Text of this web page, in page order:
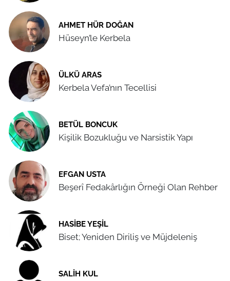
AHMET HÜR DOĞAN
Hüseyn’le Kerbela
ÜLKÜ ARAS
Kerbela Vefa’nın Tecellisi
BETÜL BONCUK
Kişilik Bozukluğu ve Narsistik Yapı
EFGAN USTA
Beşerî Fedakârlığın Örneği Olan Rehber
HASIBE YEŞIL
Biset; Yeniden Diriliş ve Müjdeleniş
SALIH KUL